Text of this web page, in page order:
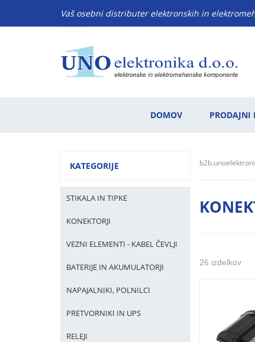
Vaš osebni distributer elektronskih in
DOMOV PRODAJNI
KATEGORIJE
STIKALA IN TIPKE
KONEKTORJI
VEZNI ELEMENTI - KABEL ČEVLJI
BATERIJE IN AKUMULATORJI
NAPAJALNIKI, POLNILCI
PRETVORNIKI IN UPS
RELEJI
26 izdelkov